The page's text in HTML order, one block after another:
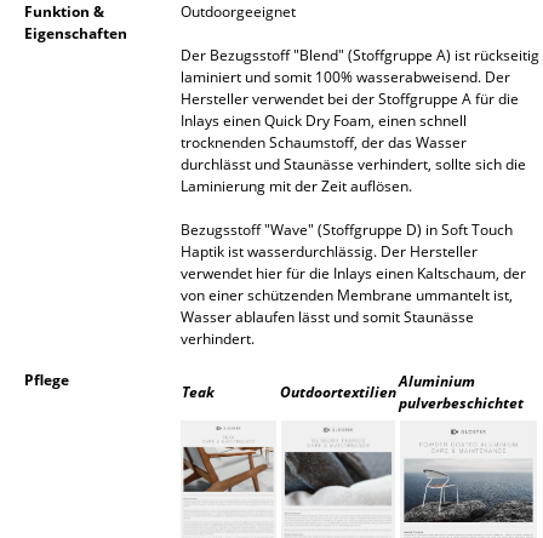
Akkuleuchten
... alle Leuchten
Funktion &
Eigenschaften
Outdoorgeeignet
Der Bezugsstoff "Blend" (Stoffgruppe A) ist rückseitig
laminiert und somit 100% wasserabweisend. Der
Hersteller verwendet bei der Stoffgruppe A für die
Inlays einen Quick Dry Foam, einen schnell
trocknenden Schaumstoff, der das Wasser
durchlässt und Staunässe verhindert, sollte sich die
Laminierung mit der Zeit auflösen.
Bezugsstoff "Wave" (Stoffgruppe D) in Soft Touch
Haptik ist wasserdurchlässig. Der Hersteller
verwendet hier für die Inlays einen Kaltschaum, der
von einer schützenden Membrane ummantelt ist,
Wasser ablaufen lässt und somit Staunässe
verhindert.
Pflege
Teak Outdoortextilien
Aluminium
pulverbeschichtet